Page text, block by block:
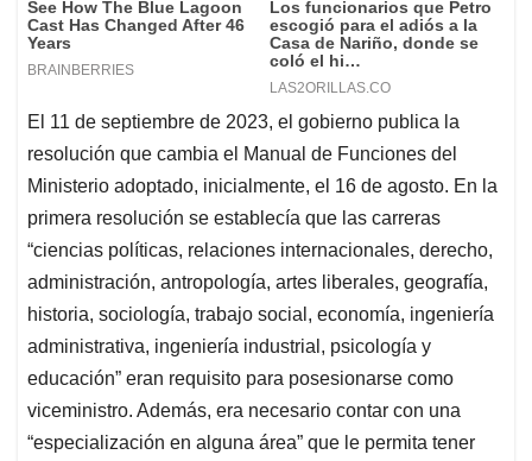
El 11 de septiembre de 2023, el gobierno publica la
resolución que cambia el Manual de Funciones del
Ministerio adoptado, inicialmente, el 16 de agosto. En la
primera resolución se establecía que las carreras
“ciencias políticas, relaciones internacionales, derecho,
administración, antropología, artes liberales, geografía,
historia, sociología, trabajo social, economía, ingeniería
administrativa, ingeniería industrial, psicología y
educación” eran requisito para posesionarse como
viceministro. Además, era necesario contar con una
“especialización en alguna área” que le permita tener